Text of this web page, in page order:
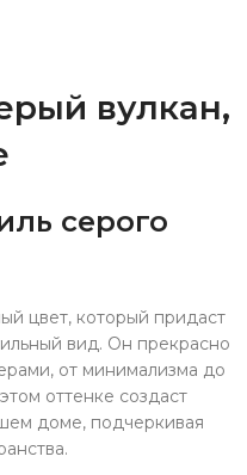
вулкан,
серого
цвет, который придаст
вид. Он прекрасно
от минимализма до
оттенке создаст
доме, подчеркивая